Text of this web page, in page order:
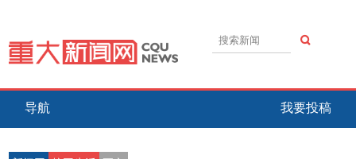
导航 我要投稿